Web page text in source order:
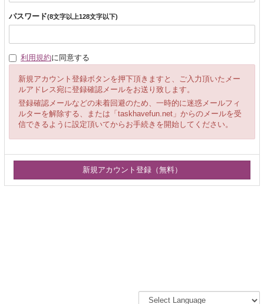
パスワード(8文字以上128文字以下)
利用規約に同意する
新規アカウント登録ボタンを押下頂きますと、ご入力頂いたメー
ルアドレス宛に登録確認メールをお送り致します。
登録確認メールなどの未着回避のため、一時的に迷惑メールフィ
ルターを解除する、または「taskhavefun.net」からのメールを受
信できるように設定頂いてからお手続きを開始してください。